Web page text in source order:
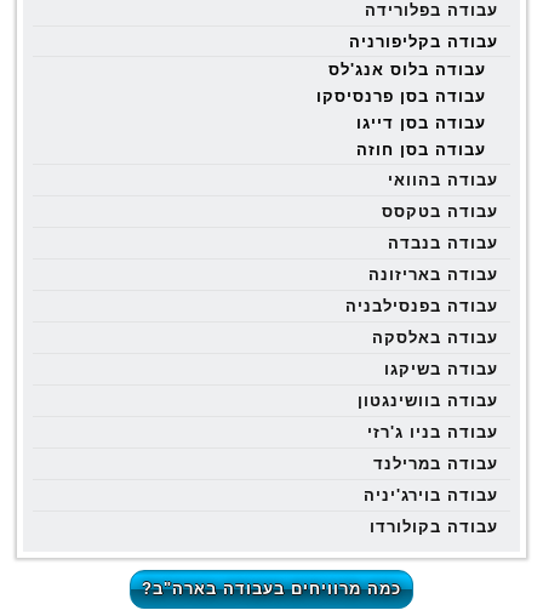
עבודה בפלורידה
עבודה בקליפורניה
עבודה בלוס אנג'לס
עבודה בסן פרנסיסקו
עבודה בסן דייגו
עבודה בסן חוזה
עבודה בהוואי
עבודה בטקסס
עבודה בנבדה
עבודה באריזונה
עבודה בפנסילבניה
עבודה באלסקה
עבודה בשיקגו
עבודה בוושינגטון
עבודה בניו ג'רזי
עבודה במרילנד
עבודה בוירג'יניה
עבודה בקולורדו
כמה מרוויחים בעבודה בארה"ב?